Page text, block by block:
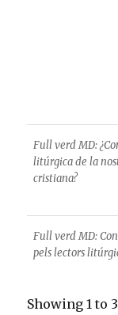
Full verd MD:
litúrgica de la
cristiana?
Full verd MD:
pels lectors
Showing 1 to